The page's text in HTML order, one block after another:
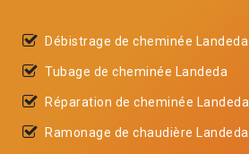
Débistrage de cheminée Landeda
Tubage de cheminée Landeda
Réparation de cheminée Landeda
Ramonage de chaudière Landeda